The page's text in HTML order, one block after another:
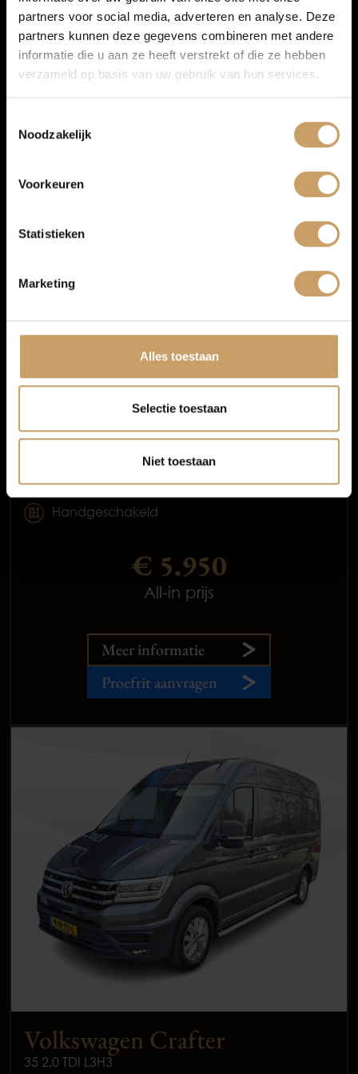
partners voor social media, adverteren en analyse. Deze
partners kunnen deze gegevens combineren met andere
informatie die u aan ze heeft verstrekt of die ze hebben
verzameld op basis van uw gebruik van hun services.
Noodzakelijk
Voorkeuren
Statistieken
Marketing
Alles toestaan
Selectie toestaan
Niet toestaan
Meer informatie
Proefrit aanvragen
Volkswagen Golf
Benzine
Handgeschakeld
€ 5.950
All-in prijs
Meer informatie
Proefrit aanvragen
Volkswagen Crafter
35 2.0 TDI L3H3
Verkoop
Auto onderhoud
Over Autobedrijf De Baaij
Afleverpakketten